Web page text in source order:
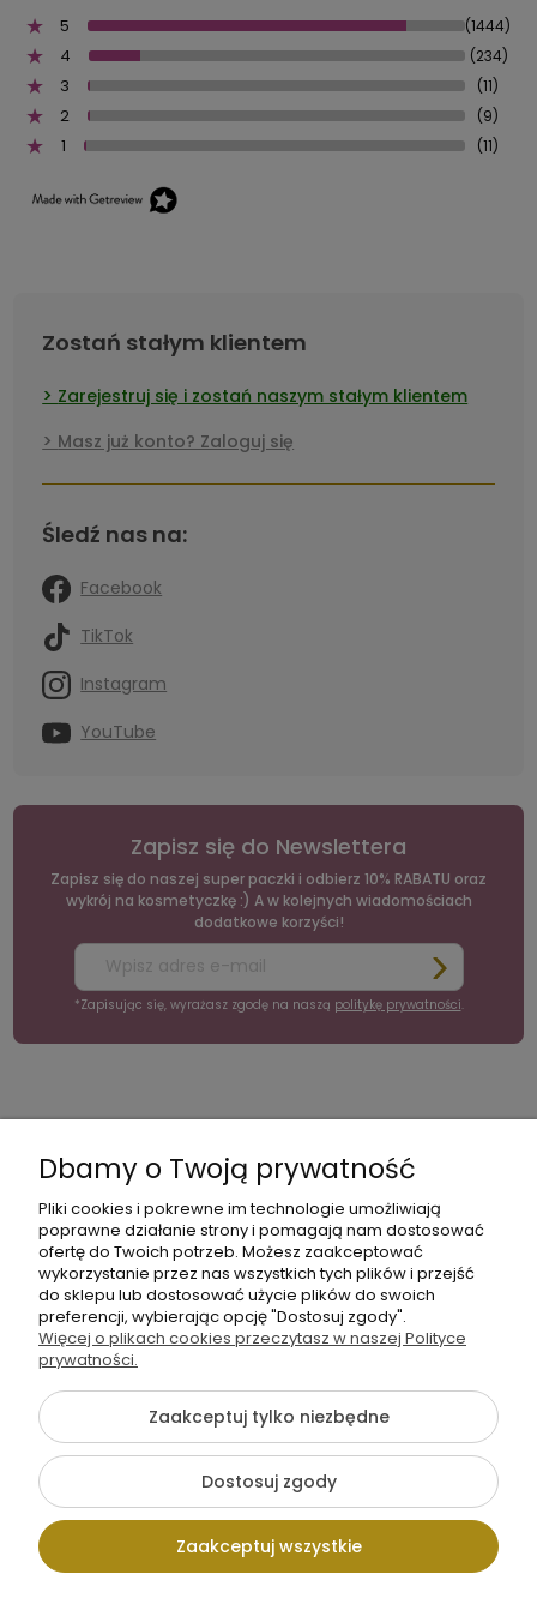
5
(1444)
4 (234)
3 (11)
2 (9)
1 (11)
Zostań stałym klientem
Zarejestruj się i zostań naszym stałym klientem
Masz już konto? Zaloguj się
Śledź nas na:
Facebook
TikTok
Instagram
YouTube
Zapisz się do Newslettera
Zapisz się do naszej super paczki i odbierz 10% RABATU oraz
wykrój na kosmetyczkę :) A w kolejnych wiadomościach
dodatkowe korzyści!
*Zapisując się, wyrażasz zgodę na naszą politykę prywatności.
konto
i
dostawa
+48
141
363
Napisz
{literal}
Pokaż pełną wersję strony
Sklep internetowy Shoper.pl
Dbamy o Twoją prywatność
Pliki cookies i pokrewne im technologie umożliwiają
poprawne działanie strony i pomagają nam dostosować
ofertę do Twoich potrzeb. Możesz zaakceptować
wykorzystanie przez nas wszystkich tych plików i przejść
do sklepu lub dostosować użycie plików do swoich
preferencji, wybierając opcję "Dostosuj zgody".
Więcej o plikach cookies przeczytasz w naszej Polityce
prywatności.
Zaakceptuj tylko niezbędne
Dostosuj zgody
Zaakceptuj wszystkie